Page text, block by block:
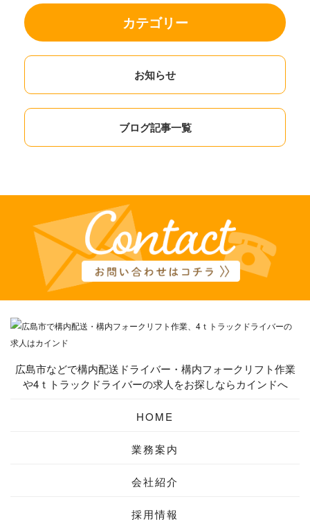
カテゴリー
お知らせ
ブログ記事一覧
広島市などで構内配送ドライバー・構内フォークリフト作業
や4ｔトラックドライバーの求人をお探しならカインドへ
HOME
業務案内
会社紹介
採用情報